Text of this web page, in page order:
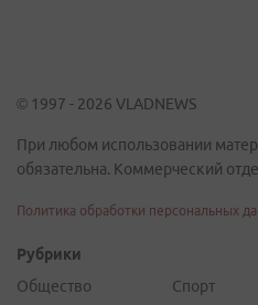
© 1997 - 2026 VLADNEWS
При любом использовании
обязательна. Коммерческий
Политика обработки персональных
Рубрики
Общество
Спорт